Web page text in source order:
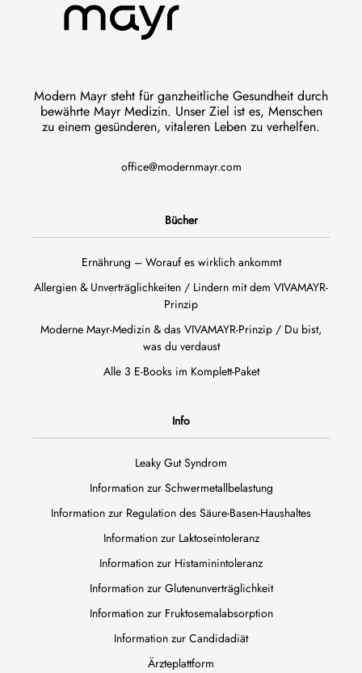
Modern Mayr steht für ganzheitliche Gesundheit durch
bewährte Mayr Medizin. Unser Ziel ist es, Menschen
zu einem gesünderen, vitaleren Leben zu verhelfen.
office@modernmayr.com
Bücher
Ernährung – Worauf es wirklich ankommt
Allergien & Unverträglichkeiten / Lindern mit dem VIVAMAYR-
Prinzip
Moderne Mayr-Medizin & das VIVAMAYR-Prinzip / Du bist,
was du verdaust
Alle 3 E-Books im Komplett-Paket
Info
Leaky Gut Syndrom
Information zur Schwermetallbelastung
Information zur Regulation des Säure-Basen-Haushaltes
Information zur Laktoseintoleranz
Information zur Histaminintoleranz
Information zur Glutenunverträglichkeit
Information zur Fruktosemalabsorption
Information zur Candidadiät
Ärzteplattform